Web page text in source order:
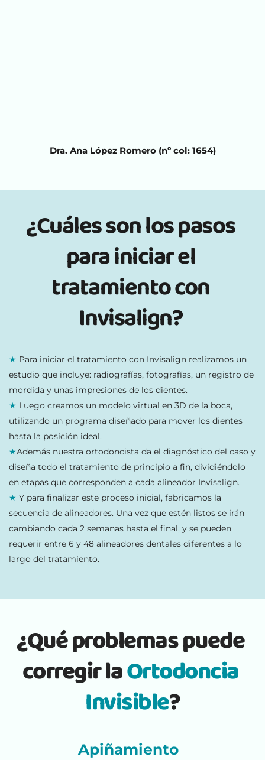
Dra. Ana López Romero (nº col: 1654)
¿Cuáles son los pasos
para iniciar el
tratamiento con
Invisalign?
★ Para iniciar el tratamiento con Invisalign realizamos un
estudio que incluye: radiografías, fotografías, un registro de
mordida y unas impresiones de los dientes.
★ Luego creamos un modelo virtual en 3D de la boca,
utilizando un programa diseñado para mover los dientes
hasta la posición ideal.
★Además nuestra ortodoncista da el diagnóstico del caso y
diseña todo el tratamiento de principio a fin, dividiéndolo
en etapas que corresponden a cada alineador Invisalign.
★ Y para finalizar este proceso inicial, fabricamos la
secuencia de alineadores. Una vez que estén listos se irán
cambiando cada 2 semanas hasta el final, y se pueden
requerir entre 6 y 48 alineadores dentales diferentes a lo
largo del tratamiento.
¿Qué problemas puede
corregir la Ortodoncia
Invisible?
Apiñamiento